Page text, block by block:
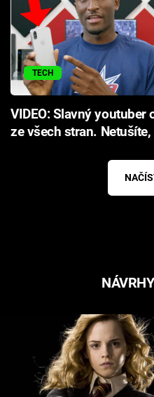
TECH
VIDEO: Slavný
ze všech stran.